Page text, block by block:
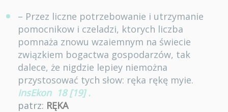
– Przez liczne potrzebowanie i utrzymanie
pomocnikow i czeladzi, ktorych liczba
pomnaża znowu wzaiemnym na świecie
związkiem bogactwa gospodarzów, tak
dalece, że nigdzie lepiey niemożna
przystosować tych słow: ręka rękę myie.
InsEkon 18 [19] .
patrz: RĘKA